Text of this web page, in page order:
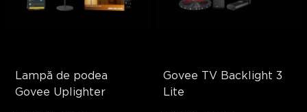
Lampă de podea
Govee Uplighter
Govee TV Backlight 3
Lite